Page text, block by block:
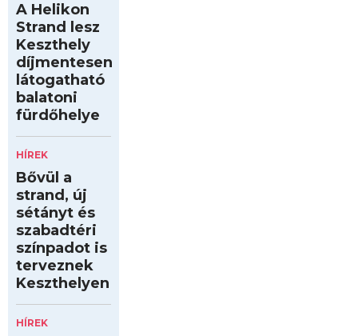
A Helikon
Strand lesz
Keszthely
díjmentesen
látogatható
balatoni
fürdőhelye
HÍREK
Bővül a
strand, új
sétányt és
szabadtéri
színpadot is
terveznek
Keszthelyen
HÍREK